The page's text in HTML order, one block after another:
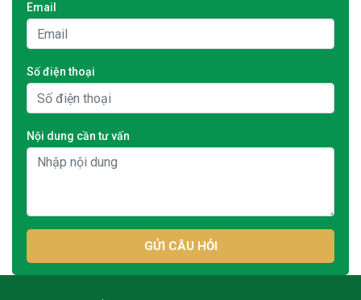
Email
Số điện thoại
Nội dung cần tư vấn
GỬI CÂU HỎI